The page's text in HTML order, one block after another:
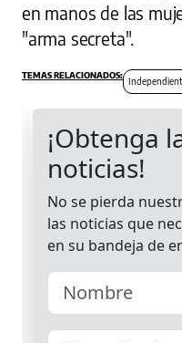
en manos de las
"arma secreta".